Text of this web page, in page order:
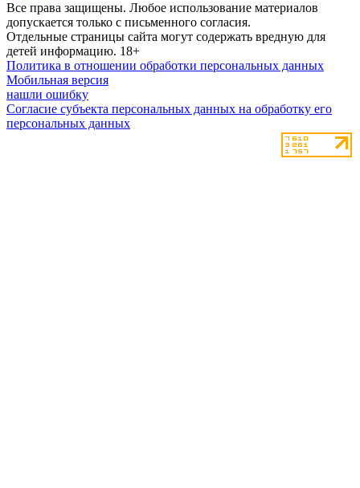
Все права защищены. Любое использование материалов
допускается только с письменного согласия.
Отдельные страницы сайта могут содержать вредную для
детей информацию. 18+
Политика в отношении обработки персональных данных
Мобильная версия
нашли ошибку
Согласие субъекта персональных данных на обработку его
персональных данных